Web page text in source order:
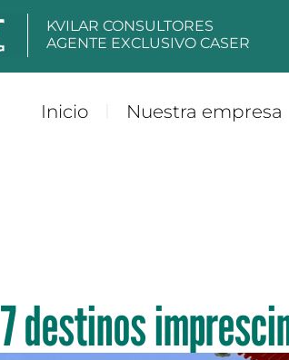
KVILAR CONSULTORES
AGENTE EXCLUSIVO CASER
Inicio Nuestra empresa
7 destinos